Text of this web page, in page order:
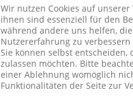
Wir nutzen Cookies auf unserer
ihnen sind essenziell für den
während andere uns helfen,
Nutzererfahrung zu verbessern
Sie können selbst entscheiden,
zulassen möchten. Bitte
einer Ablehnung womöglich
Funktionalitäten der Seite zur